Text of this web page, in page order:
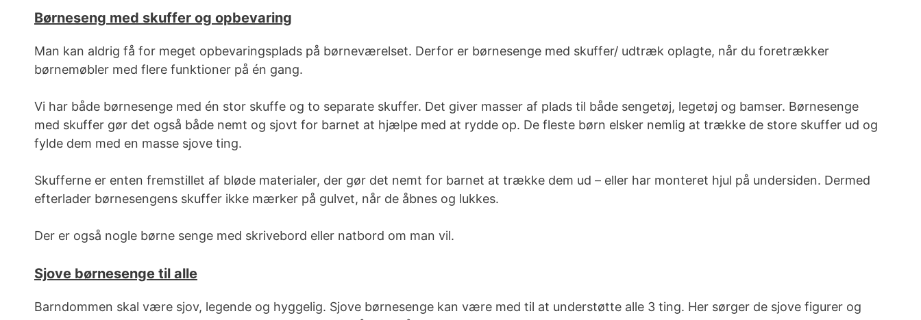
Børneseng med skuffer og opbevaring
Man kan aldrig få for meget opbevaringsplads på børneværelset. Derfor er børnesenge med skuffer/ udtræk oplagte, når du foretrækker
børnemøbler med flere funktioner på én gang.
Vi har både børnesenge med én stor skuffe og to separate skuffer. Det giver masser af plads til både sengetøj, legetøj og bamser. Børnesenge
med skuffer gør det også både nemt og sjovt for barnet at hjælpe med at rydde op. De fleste børn elsker nemlig at trække de store skuffer ud og
fylde dem med en masse sjove ting.
Skufferne er enten fremstillet af bløde materialer, der gør det nemt for barnet at trække dem ud – eller har monteret hjul på undersiden. Dermed
efterlader børnesengens skuffer ikke mærker på gulvet, når de åbnes og lukkes.
Der er også nogle børne senge med skrivebord eller natbord om man vil.
Sjove børnesenge til alle
Barndommen skal være sjov, legende og hyggelig. Sjove børnesenge kan være med til at understøtte alle 3 ting. Her sørger de sjove figurer og